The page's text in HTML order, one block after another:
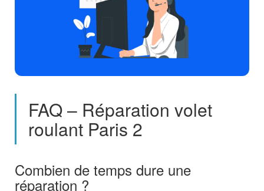
FAQ – Réparation volet
roulant Paris 2
Combien de temps dure une
réparation ?